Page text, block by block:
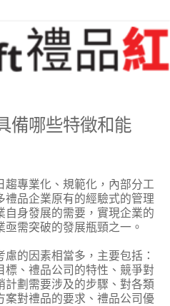
備哪些特徵和能
專業化、規範化，內部分工
品企業原有的經驗式的管理
自身發展的需要，實現企業的
需突破的發展瓶頸之一。
的因素相當多，主要包括：
、禮品公司的特性、競爭對
劃需要涉及的步驟、對各類
案對禮品的要求、禮品公司優